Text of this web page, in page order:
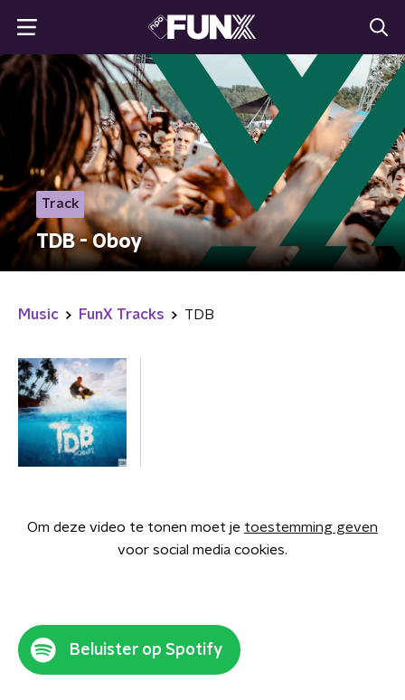
Track
TDB - Oboy
Music FunX Tracks TDB
Om deze video te tonen moet je toestemming geven
voor social media cookies.
Beluister op Spotify